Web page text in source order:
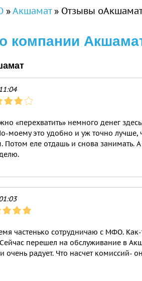
»Акшамат » Отзывы
компании
«перехватить» немного денег
моему это удобно и уж точно лучше,
еле отдашь и снова занимать.
частенько сотрудничаю с МФО. Как-
перешел на обслуживание в
очень радует. Что насчет комиссий-